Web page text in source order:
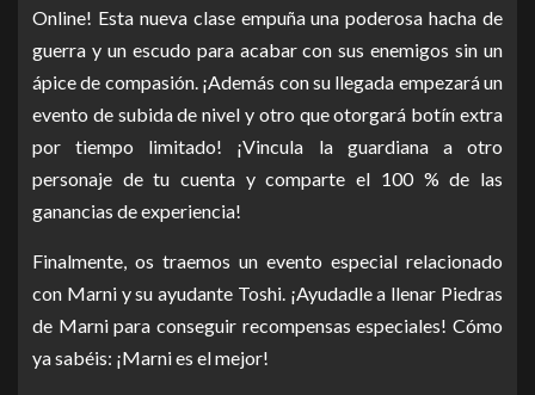
Online! Esta nueva clase empuña una poderosa hacha de
guerra y un escudo para acabar con sus enemigos sin un
ápice de compasión. ¡Además con su llegada empezará un
evento de subida de nivel y otro que otorgará botín extra
por tiempo limitado! ¡Vincula la guardiana a otro
personaje de tu cuenta y comparte el 100 % de las
ganancias de experiencia!
Finalmente, os traemos un evento especial relacionado
con Marni y su ayudante Toshi. ¡Ayudadle a llenar Piedras
de Marni para conseguir recompensas especiales! Cómo
ya sabéis: ¡Marni es el mejor!